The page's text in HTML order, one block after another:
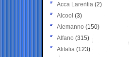
Acca Larentia (2)
Alcool (3)
Alemanno (150)
Alfano (315)
Alitalia (123)